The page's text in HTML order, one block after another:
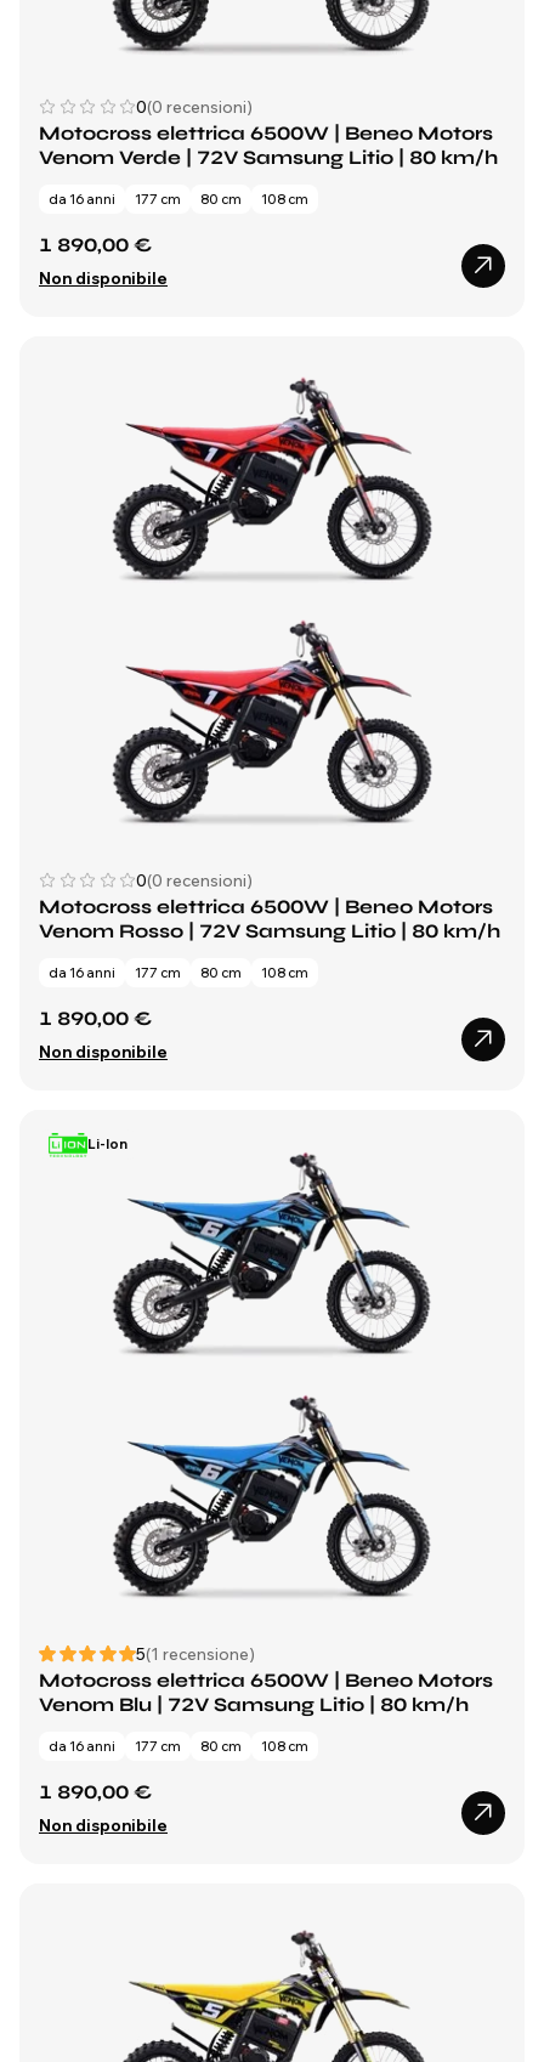
0(0 recensioni)
Motocross elettrica 6500W | Beneo Motors
Venom Verde | 72V Samsung Litio | 80 km/h
da 16 anni 177 cm 80 cm 108 cm
1 890,00 €
Non disponibile
0(0 recensioni)
Motocross elettrica 6500W | Beneo Motors
Venom Rosso | 72V Samsung Litio | 80 km/h
da 16 anni 177 cm 80 cm 108 cm
1 890,00 €
Non disponibile
Li-Ion
5(1 recensione)
Motocross elettrica 6500W | Beneo Motors
Venom Blu | 72V Samsung Litio | 80 km/h
da 16 anni 177 cm 80 cm 108 cm
1 890,00 €
Non disponibile